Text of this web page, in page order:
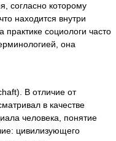
согласно которому
находится внутри
практике социологи часто
она
В отличие от
в качестве
человека, понятие
цивилизующего